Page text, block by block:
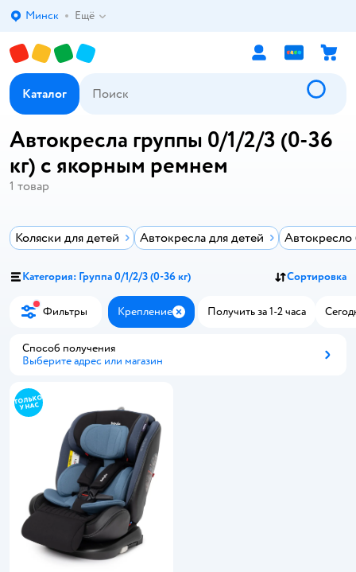
Выбор адреса доставки.
Минск Ещё
Каталог
Автокресла группы 0/1/2/3 (0-36
кг) с якорным ремнем
1 товар
Коляски для детей Автокресла для детей Автокресло
Категория: Группа 0/1/2/3 (0-36 кг) Сортировка
Фильтры Крепление ЗакрытьПолучить за 1-2 часа
Способ получения
Выберите адрес или магазин